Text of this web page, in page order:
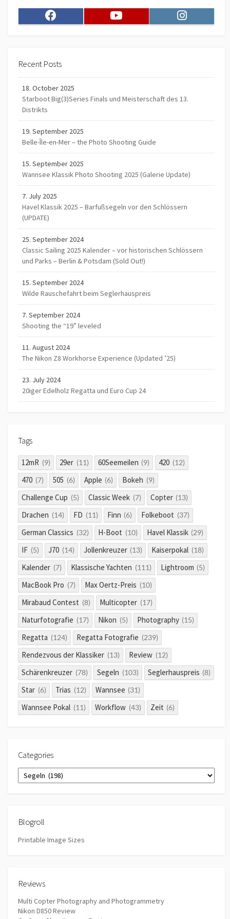
Facebook Instagram
Recent Posts
18. October 2025
Starboot Big(3)Series Finals und Meisterschaft des 13.
Distrikts
19. September 2025
Belle-Île-en-Mer – the Photo Shooting Guide
15. September 2025
Wannsee Klassik Photo Shooting 2025 (Galerie Update)
7. July 2025
Havel Klassik 2025 – Barfußsegeln vor den Schlössern
(UPDATE)
25. September 2024
Classic Sailing 2025 Kalender – vor historischen Schlössern
und Parks – Berlin & Potsdam (Sold Out!)
15. September 2024
Wilde Rauschefahrt beim Seglerhauspreis
7. September 2024
Shooting the “19” leveled
11. August 2024
The Nikon Z8 Workhorse Experience (Updated ’25)
23. July 2024
20iger Edelholz Regatta und Euro Cup 24
Tags
12mR (9) 29er (11) 60Seemeilen (9) 420 (12)
470 (7) 505 (6) Apple (6) Bokeh (9)
Challenge Cup (5) Classic Week (7) Copter (13)
Drachen (14) FD (11) Finn (6) Folkeboot (37)
German Classics (32) H-Boot (10) Havel Klassik (29)
IF (5) J70 (14) Jollenkreuzer (13) Kaiserpokal (18)
Kalender (7) Klassische Yachten (111) Lightroom (5)
MacBook Pro (7) Max Oertz-Preis (10)
Mirabaud Contest (8) Multicopter (17)
Naturfotografie (17) Nikon (5) Photography (15)
Regatta (124) Regatta Fotografie (239)
Rendezvous der Klassiker (13) Review (12)
Schärenkreuzer (78) Segeln (103) Seglerhauspreis (8)
Star (6) Trias (12) Wannsee (31)
Wannsee Pokal (11) Workflow (43) Zeit (6)
Categories
Categories
Blogroll
Printable Image Sizes
Reviews
Multi Copter Photography and Photogrammetry
Nikon D850 Review